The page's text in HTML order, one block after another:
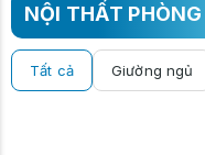
NỘI THẤT
Tất cả Giường ngủ